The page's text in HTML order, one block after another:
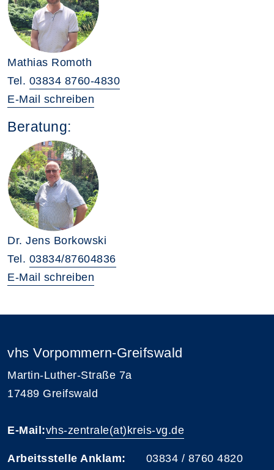
Mathias Romoth
Tel. 03834 8760-4830
E-Mail schreiben
Beratung:
Dr. Jens Borkowski
Tel. 03834/87604836
E-Mail schreiben
vhs Vorpommern-Greifswald
Martin-Luther-Straße 7a
17489 Greifswald
E-Mail:vhs-zentrale(at)kreis-vg.de
Arbeitsstelle Anklam: 03834 / 8760 4820